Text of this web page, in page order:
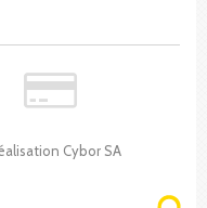
Cybor SA